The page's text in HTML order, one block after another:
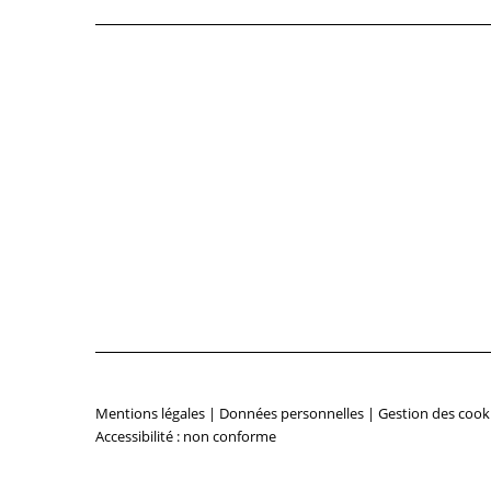
Mentions légales | Données personnelles | Gestion des
Accessibilité : non conforme